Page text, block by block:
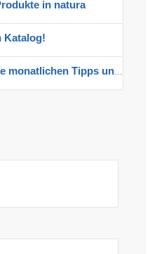
in natura
Katalog!
Tipps und Angebote